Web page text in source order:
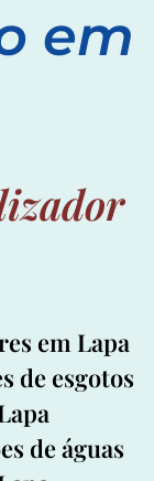
em
em Lapa
de esgotos
de águas